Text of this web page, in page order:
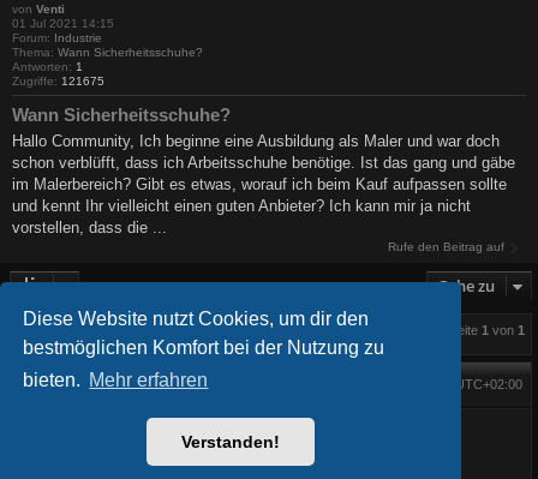
Diese Website nutzt Cookies, um dir den
bestmöglichen Komfort bei der Nutzung zu
bieten. Mehr erfahren
Verstanden!
von Venti
01 Jul 2021 14:15
Forum: Industrie
Thema: Wann Sicherheitsschuhe?
Antworten: 1
Zugriffe: 121675
Wann Sicherheitsschuhe?
Hallo Community, Ich beginne eine Ausbildung als Maler und war doch
schon verblüfft, dass ich Arbeitsschuhe benötige. Ist das gang und gäbe
im Malerbereich? Gibt es etwas, worauf ich beim Kauf aufpassen sollte
und kennt Ihr vielleicht einen guten Anbieter? Ich kann mir ja nicht
vorstellen, dass die ...
Rufe den Beitrag auf
Gehe zu
Die Suche ergab 5 Treffer • Seite 1 von 1
Startseite Foren-Übersicht UTC+02:00
® Forum Software © phpBB Limited
FanFanlaTuFlippe
Deutsche Übersetzung durchphpBB.de